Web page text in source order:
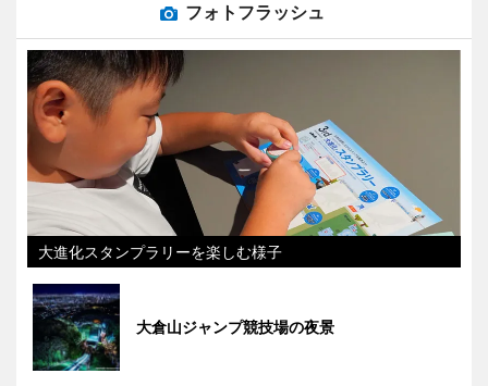
フォトフラッシュ
大進化スタンプラリーを楽しむ様子
大倉山ジャンプ競技場の夜景